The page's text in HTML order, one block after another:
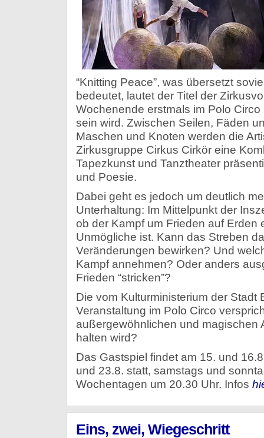
“Knitting Peace”, was übersetzt
bedeutet, lautet der Titel der
Wochenende erstmals im Polo
sein wird. Zwischen Seilen, Fäden
Maschen und Knoten werden die
Zirkusgruppe Cirkus Cirkör eine
Tapezkunst und Tanztheater
und Poesie.
Dabei geht es jedoch um deutlich
Unterhaltung: Im Mittelpunkt der
ob der Kampf um Frieden auf Erden
Unmögliche ist. Kann das Streben
Veränderungen bewirken? Und
Kampf annehmen? Oder anders
Frieden “stricken”?
Die vom Kulturministerium der Stadt
Veranstaltung im Polo Circo
außergewöhnlichen und magischen
halten wird?
Das Gastspiel findet am 15. und
und 23.8. statt, samstags und
Wochentagen um 20.30 Uhr. Infos
Eins, zwei, Wiegeschritt